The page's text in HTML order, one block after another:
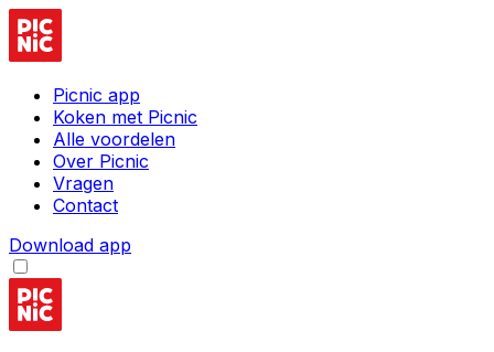
Picnic app
Koken met Picnic
Alle voordelen
Over Picnic
Vragen
Contact
Download app